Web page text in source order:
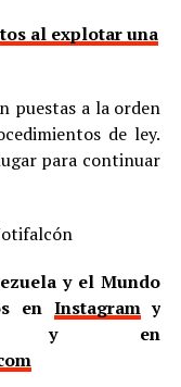
al explotar una
puestas a la orden
de ley.
para continuar
y el Mundo
en Instagramy
en